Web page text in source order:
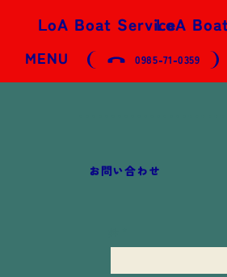
MENU 0985-71-0359
LoA Boat Service
LoA
お問い合わせ